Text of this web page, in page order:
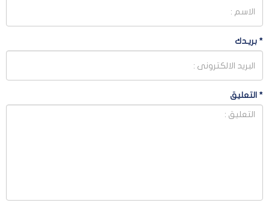
* بريـدك
* التعليق